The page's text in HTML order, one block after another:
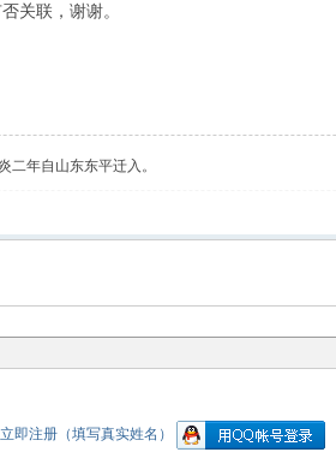
关联，谢谢。
年自山东东平迁入。
立即注册（填写真实姓名）